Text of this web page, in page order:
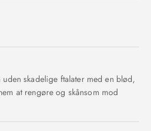
uden skadelige ftalater med en blød,
at rengøre og skånsom mod